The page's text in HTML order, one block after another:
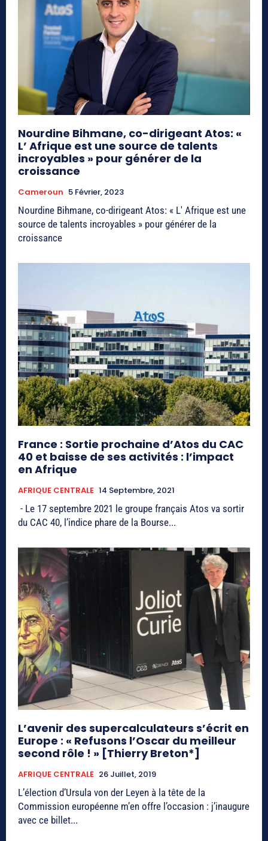
Nourdine Bihmane, co-dirigeant Atos: «
L’ Afrique est une source de talents
incroyables » pour générer de la
croissance
Cameroun 5 Février, 2023
Nourdine Bihmane, co-dirigeant Atos: « L' Afrique est une
source de talents incroyables » pour générer de la
croissance
France : Sortie prochaine d’Atos du CAC
40 et baisse de ses activités : l’impact
en Afrique
AFRIQUE CENTRALE 14 Septembre, 2021
- Le 17 septembre 2021 le groupe français Atos va sortir
du CAC 40, l’indice phare de la Bourse...
L’avenir des supercalculateurs s’écrit en
Europe : « Refusons l’Oscar du meilleur
second rôle ! » [Thierry Breton*]
AFRIQUE CENTRALE 26 Juillet, 2019
L’élection d’Ursula von der Leyen à la tête de la
Commission européenne m’en offre l’occasion : j’inaugure
avec ce billet...